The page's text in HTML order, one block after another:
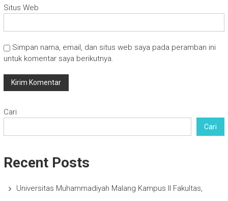
Situs Web
Simpan nama, email, dan situs web saya pada peramban ini
untuk komentar saya berikutnya.
Cari
Cari
Recent Posts
Universitas Muhammadiyah Malang Kampus II Fakultas,